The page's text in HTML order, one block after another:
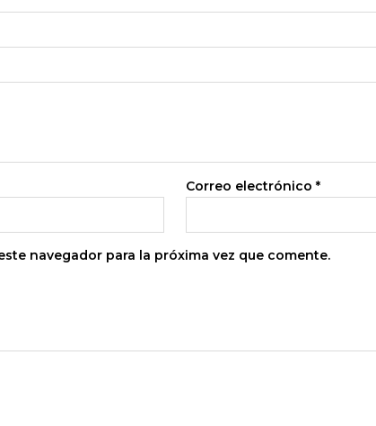
Correo electrónico *
navegador para la próxima vez que comente.